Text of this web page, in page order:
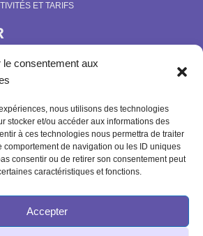
le consentement aux
nous utilisons des technologies
stocker et/ou accéder aux informations des
à ces technologies nous permettra de traiter
comportement de navigation ou les ID uniques
consentir ou de retirer son consentement peut
caractéristiques et fonctions.
Accepter
ET TARIFS
“LE BULLETIN MÉTAPSYCHIQUE” ET
INSTITUT MÉTAPSYCHIQUE